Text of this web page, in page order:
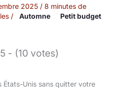
2025 / 8 minutes de
/ Automne
Petit budget
- (10 votes)
Unis sans quitter votre